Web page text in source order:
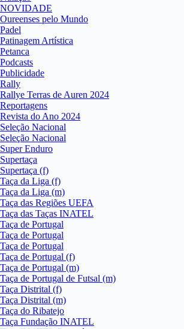
NOVIDADE
Oureenses pelo Mundo
Padel
Patinagem Artística
Petanca
Podcasts
Publicidade
Rally
Rallye Terras de Auren 2024
Reportagens
Revista do Ano 2024
Seleção Nacional
Seleção Nacional
Super Enduro
Supertaça
Supertaça (f)
Taça da Liga (f)
Taça da Liga (m)
Taça das Regiões UEFA
Taça das Taças INATEL
Taça de Portugal
Taça de Portugal
Taça de Portugal
Taça de Portugal (f)
Taça de Portugal (m)
Taça de Portugal de Futsal (m)
Taça Distrital (f)
Taça Distrital (m)
Taça do Ribatejo
Taça Fundação INATEL